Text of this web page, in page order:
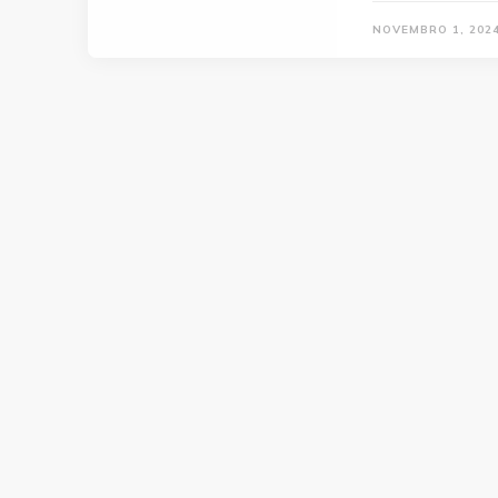
NOVEMBRO 1,